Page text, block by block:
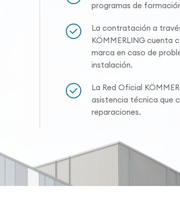
programas de
La contratación a
KÖMMERLING cuenta
marca en caso de
instalación.
La Red Oficial
asistencia técnica que
reparaciones.